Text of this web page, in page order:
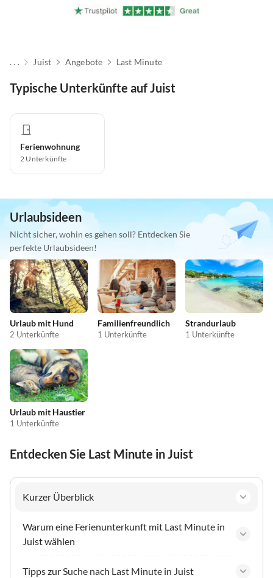
. . . Juist Angebote Last Minute
Typische Unterkünfte auf Juist
Ferienwohnung
2 Unterkünfte
Urlaubsideen
Nicht sicher, wohin es gehen soll? Entdecken Sie
perfekte Urlaubsideen!
Urlaub mit Hund
2 Unterkünfte
Familienfreundlich
1 Unterkünfte
Strandurlaub
1 Unterkünfte
Urlaub mit Haustier
1 Unterkünfte
Entdecken Sie Last Minute in Juist
Kurzer Überblick
Warum eine Ferienunterkunft mit Last Minute in
Juist wählen
Tipps zur Suche nach Last Minute in Juist